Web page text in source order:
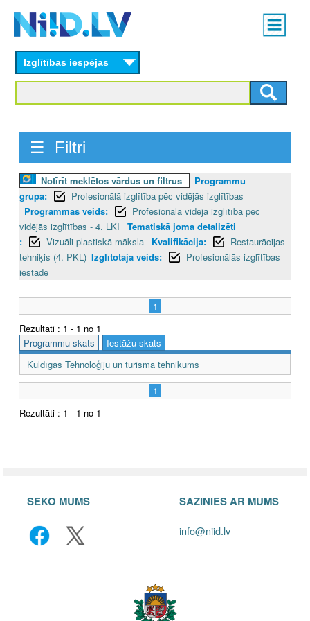
content
Main
menu
Izglītības iespējas
☰ Filtri
Notīrīt meklētos vārdus un filtrus
Programmu
grupa:
Profesionālā izglītība pēc vidējās izglītības
Programmas veids:
Profesionālā vidējā izglītība pēc
vidējās izglītības - 4. LKI
Tematiskā joma detalizēti
:
Vizuāli plastiskā māksla Kvalifikācija:
Restaurācijas
tehniķis (4. PKL) Izglītotāja veids:
Profesionālās izglītības
iestāde
1
Rezultāti : 1 - 1 no 1
Programmu skats
Iestāžu skats
Kuldīgas Tehnoloģiju un tūrisma tehnikums
1
Rezultāti : 1 - 1 no 1
SEKO MUMS SAZINIES AR MUMS
info@niid.lv